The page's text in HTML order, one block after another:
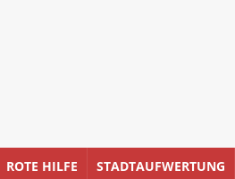
ROTE HILFE STADTAUFWERTUNG